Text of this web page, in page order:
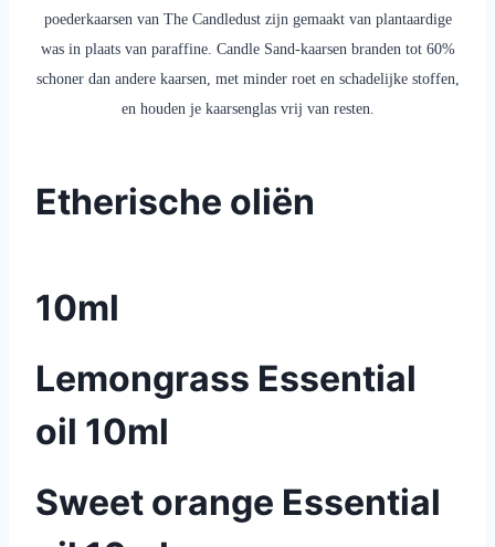
poederkaarsen van The Candledust zijn gemaakt van plantaardige
was in plaats van paraffine. Candle Sand-kaarsen branden tot 60%
schoner dan andere kaarsen, met minder roet en schadelijke stoffen,
en houden je kaarsenglas vrij van resten.
Etherische oliën
10ml
Lemongrass Essential
oil 10ml
Sweet orange Essential